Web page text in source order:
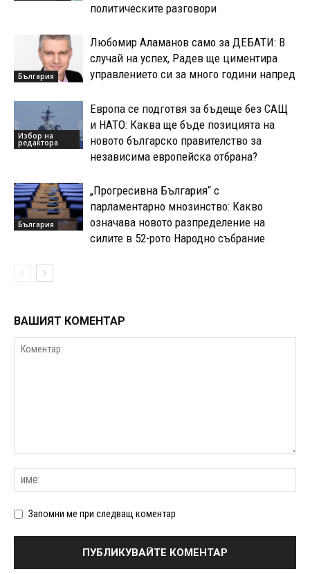
политическите разговори
България
Любомир Аламанов само за ДЕБАТИ: В
случай на успех, Радев ще циментира
управлението си за много години напред
Избор на
редактора
Европа се подготвя за бъдеще без САЩ
и НАТО: Каква ще бъде позицията на
новото българско правителство за
независима европейска отбрана?
България
„Прогресивна България“ с
парламентарно мнозинство: Какво
означава новото разпределение на
силите в 52-рото Народно събрание
ВАШИЯТ КОМЕНТАР
Запомни ме при следващ коментар